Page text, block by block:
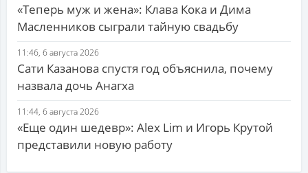
«Теперь муж и жена»: Клава Кока и Дима
Масленников сыграли тайную свадьбу
11:46, 6 августа 2026
Сати Казанова спустя год объяснила, почему
назвала дочь Анагха
11:44, 6 августа 2026
«Еще один шедевр»: Alex Lim и Игорь Крутой
представили новую работу